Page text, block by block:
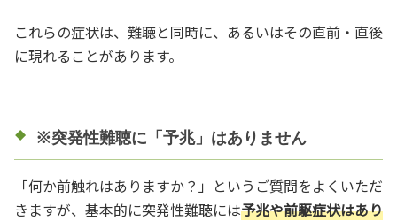
これらの症状は、難聴と同時に、あるいはその直前・直後
に現れることがあります。
※突発性難聴に「予兆」はありません
「何か前触れはありますか？」というご質問をよくいただ
きますが、基本的に突発性難聴には予兆や前駆症状はあり